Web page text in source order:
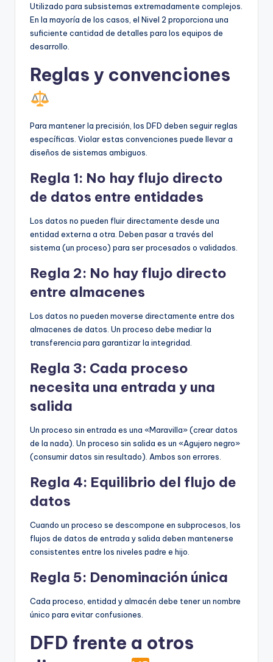
Utilizado para subsistemas extremadamente complejos.
En la mayoría de los casos, el Nivel 2 proporciona una
suficiente cantidad de detalles para los equipos de
desarrollo.
Reglas y convenciones
Para mantener la precisión, los DFD deben seguir reglas
específicas. Violar estas convenciones puede llevar a
diseños de sistemas ambiguos.
Regla 1: No hay flujo directo
de datos entre entidades
Los datos no pueden fluir directamente desde una
entidad externa a otra. Deben pasar a través del
sistema (un proceso) para ser procesados o validados.
Regla 2: No hay flujo directo
entre almacenes
Los datos no pueden moverse directamente entre dos
almacenes de datos. Un proceso debe mediar la
transferencia para garantizar la integridad.
Regla 3: Cada proceso
necesita una entrada y una
salida
Un proceso sin entrada es una «Maravilla» (crear datos
de la nada). Un proceso sin salida es un «Agujero negro»
(consumir datos sin resultado). Ambos son errores.
Regla 4: Equilibrio del flujo de
datos
Cuando un proceso se descompone en subprocesos, los
flujos de datos de entrada y salida deben mantenerse
consistentes entre los niveles padre e hijo.
Regla 5: Denominación única
Cada proceso, entidad y almacén debe tener un nombre
único para evitar confusiones.
DFD frente a otros